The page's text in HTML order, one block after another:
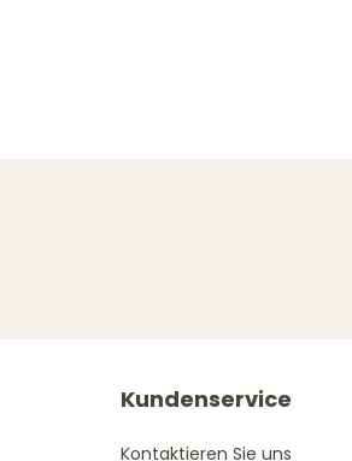
Kundenservice
Kontaktieren Sie uns